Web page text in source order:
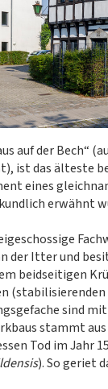
auf der Bech“
ist das älteste
eines
erwähnt
der Itter und
beidseitigen
sind
stammt
Tod im Jahr
). So geriet